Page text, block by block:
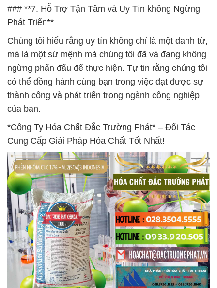
### **7. Hỗ Trợ Tận Tâm và Uy Tín không Ngừng
Phát Triển**
Chúng tôi hiểu rằng uy tín không chỉ là một danh từ,
mà là một sứ mệnh mà chúng tôi đã và đang không
ngừng phấn đấu để thực hiện. Tự tin rằng chúng tôi
có thể đồng hành cùng bạn trong việc đạt được sự
thành công và phát triển trong ngành công nghiệp
của bạn.
*Công Ty Hóa Chất Đắc Trường Phát* – Đối Tác
Cung Cấp Giải Pháp Hóa Chất Tốt Nhất!